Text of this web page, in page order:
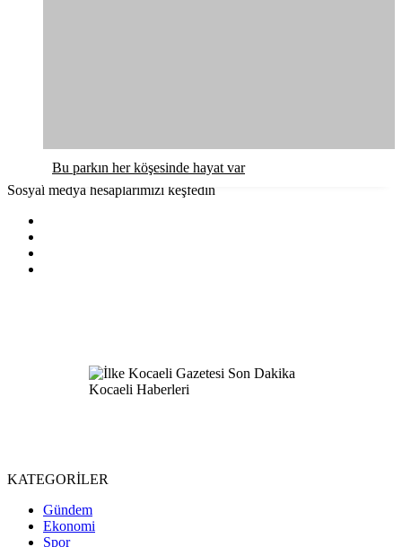
Bu parkın her köşesinde hayat var
Sosyal medya hesaplarımızı keşfedin
KATEGORİLER
Gündem
Ekonomi
Spor